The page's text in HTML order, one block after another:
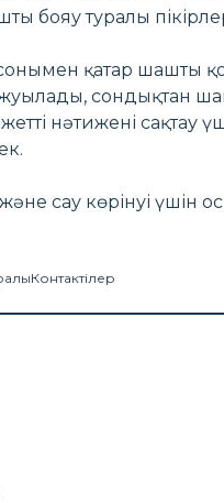
бояу туралы
қатар шашты
жуылады, сондықтан
нәтижені сақтау
сау көрінуі үшін
Контактілер